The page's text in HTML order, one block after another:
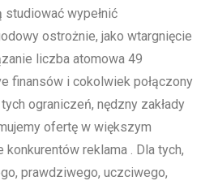
wypełnić
ostrożnie, jako wtargnięcie
liczba atomowa 49
finansów i cokolwiek połączony
ograniczeń, nędzny zakłady
ofertę w większym
reklama . Dla tych,
prawdziwego, uczciwego,